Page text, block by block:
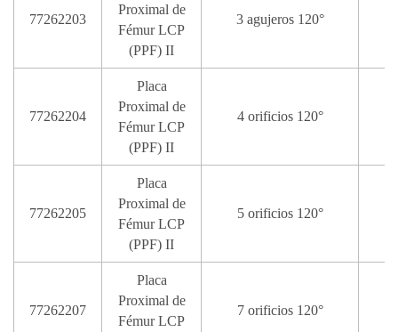
77262203
Proximal de
Fémur LCP
(PPF) II
3 agujeros 120°
77262204
Placa
Proximal de
Fémur LCP
(PPF) II
4 orificios 120°
77262205
Placa
Proximal de
Fémur LCP
(PPF) II
5 orificios 120°
77262207
Placa
Proximal de
Fémur LCP
7 orificios 120°